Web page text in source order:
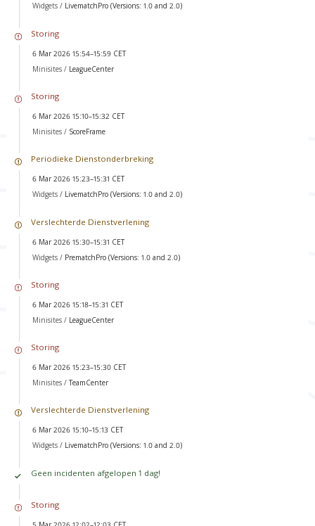
Widgets / LivematchPro (Versions: 1.0 and 2.0)
Storing
6 Mar 2026 15:54–15:59 CET
Minisites / LeagueCenter
Storing
6 Mar 2026 15:10–15:32 CET
Minisites / ScoreFrame
Periodieke Dienstonderbreking
6 Mar 2026 15:23–15:31 CET
Widgets / LivematchPro (Versions: 1.0 and 2.0)
Verslechterde Dienstverlening
6 Mar 2026 15:30–15:31 CET
Widgets / PrematchPro (Versions: 1.0 and 2.0)
Storing
6 Mar 2026 15:18–15:31 CET
Minisites / LeagueCenter
Storing
6 Mar 2026 15:23–15:30 CET
Minisites /TeamCenter
Verslechterde Dienstverlening
6 Mar 2026 15:10–15:13 CET
Widgets / LivematchPro (Versions: 1.0 and 2.0)
Geen incidenten afgelopen 1 dag!
Storing